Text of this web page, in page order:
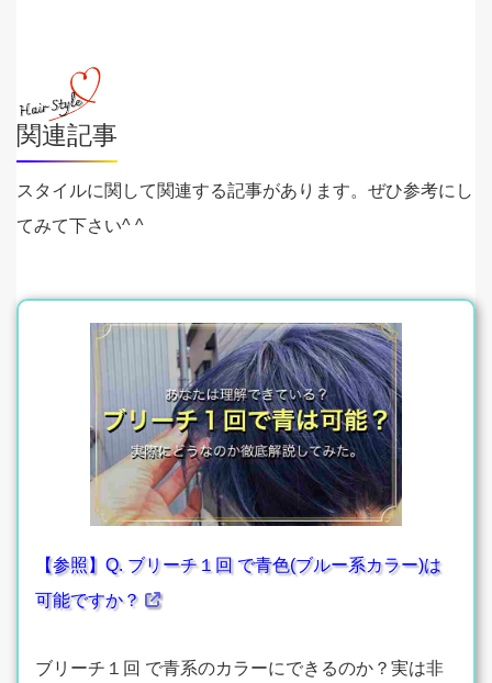
関連記事
スタイルに関して関連する記事があります。ぜひ参考にし
てみて下さい^ ^
【参照】Q. ブリーチ１回 で青色(ブルー系カラー)は
可能ですか？
ブリーチ１回 で青系のカラーにできるのか？実は非